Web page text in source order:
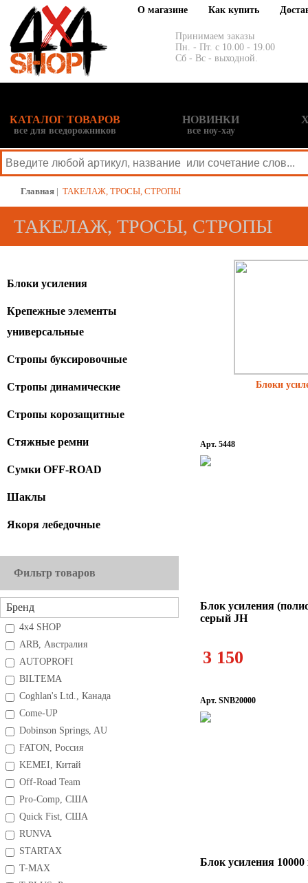
О магазине Как купить
Принимаем заказы
Пн. - Пт. с 10.00 - 19.00
Сб - Вс - выходной.
КАТАЛОГ ТОВАРОВ
все для вседорожников
НОВИНКИ
все ноу-хау
Главная | ТАКЕЛАЖ, ТРОСЫ, СТРОПЫ
ТАКЕЛАЖ, ТРОСЫ, СТРОПЫ
Блоки усиления
Крепежные элементы
универсальные
Стропы буксировочные
Стропы динамические
Стропы корозащитные
Стяжные ремни
Сумки OFF-ROAD
Шаклы
Якоря лебедочные
Фильтр товаров
Бренд
4x4 SHOP
ARB, Австралия
AUTOPROFI
BILTEMA
Coghlan's Ltd., Канада
Come-UP
Dobinson Springs, AU
FATON, Россия
KEMEI, Китай
Off-Road Team
Pro-Comp, США
Quick Fist, США
RUNVA
STARTAX
T-MAX
Блоки
Арт. 5448
Блок усиления
серый JH
3 150
Арт. SNB20000
Блок усиления